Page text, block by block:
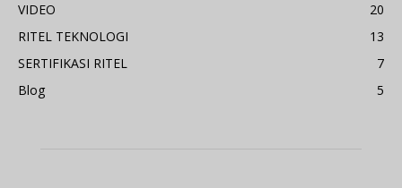
VIDEO
20
RITEL TEKNOLOGI
13
SERTIFIKASI RITEL
7
Blog
5